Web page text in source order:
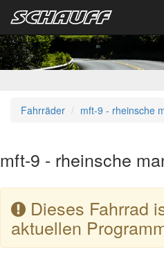
Fahrräder mft-9 - rheinsche
mft-9 - rheinsche
Dieses Fahrrad
aktuellen